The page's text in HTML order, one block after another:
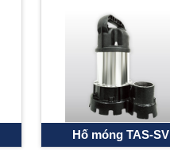
Hố móng TAS-SV